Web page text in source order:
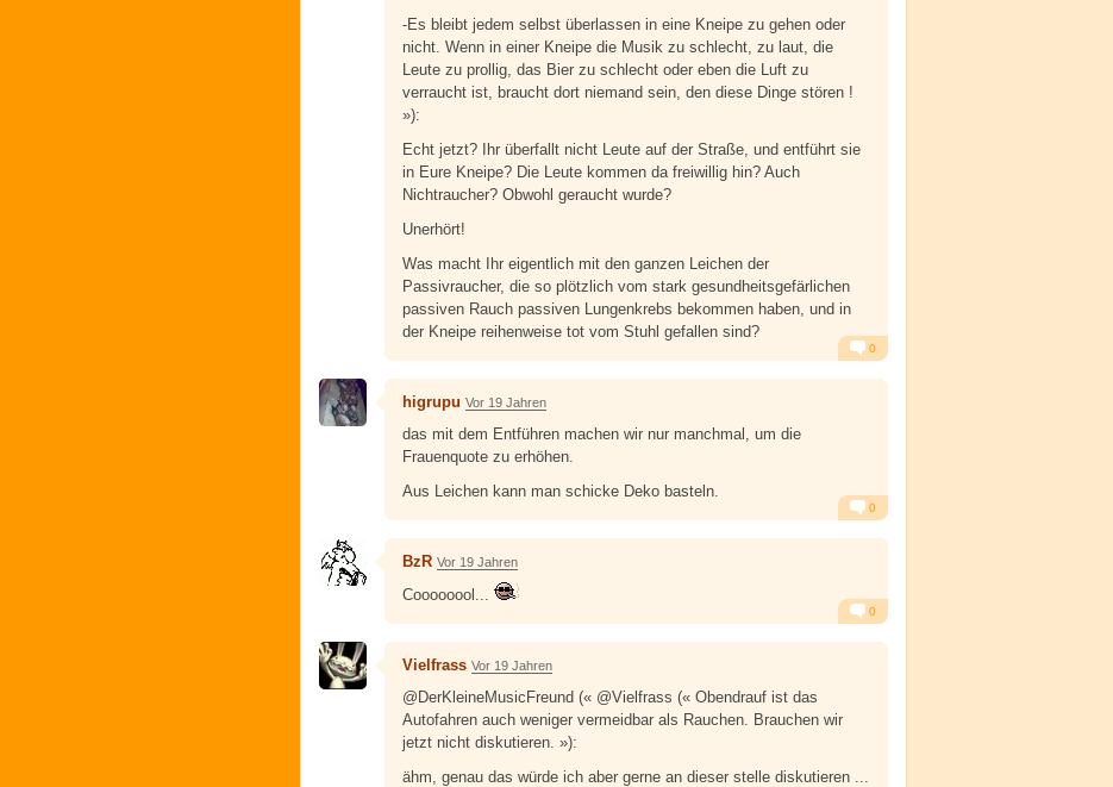
-Es bleibt jedem selbst überlassen in eine Kneipe zu gehen oder
nicht. Wenn in einer Kneipe die Musik zu schlecht, zu laut, die
Leute zu prollig, das Bier zu schlecht oder eben die Luft zu
verraucht ist, braucht dort niemand sein, den diese Dinge stören !
»):
Echt jetzt? Ihr überfallt nicht Leute auf der Straße, und entführt sie
in Eure Kneipe? Die Leute kommen da freiwillig hin? Auch
Nichtraucher? Obwohl geraucht wurde?
Unerhört!
Was macht Ihr eigentlich mit den ganzen Leichen der
Passivraucher, die so plötzlich vom stark gesundheitsgefärlichen
passiven Rauch passiven Lungenkrebs bekommen haben, und in
der Kneipe reihenweise tot vom Stuhl gefallen sind?
Alarm Antworten
0
higrupu Vor 19 Jahren
das mit dem Entführen machen wir nur manchmal, um die
Frauenquote zu erhöhen.
Aus Leichen kann man schicke Deko basteln.
Alarm Antworten
0
BzR Vor 19 Jahren
Coooooool...
Alarm Antworten
0
Vielfrass Vor 19 Jahren
@DerKleineMusicFreund (« @Vielfrass (« Obendrauf ist das
Autofahren auch weniger vermeidbar als Rauchen. Brauchen wir
jetzt nicht diskutieren. »):
ähm, genau das würde ich aber gerne an dieser stelle diskutieren ...